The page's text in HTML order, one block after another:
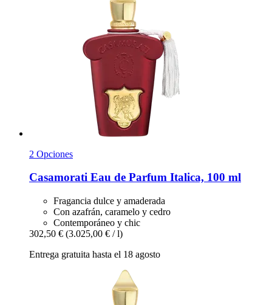
2 Opciones
Casamorati Eau de Parfum Italica, 100 ml
Fragancia dulce y amaderada
Con azafrán, caramelo y cedro
Contemporáneo y chic
302,50 € (3.025,00 € / l)
Entrega gratuita hasta el 18 agosto